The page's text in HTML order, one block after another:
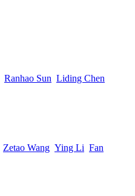
Ranhao Sun Liding Chen
Zetao Wang Ying Li Fan